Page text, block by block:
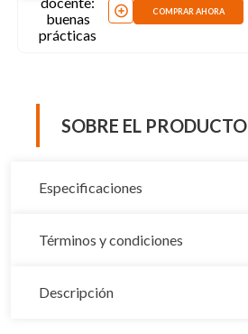
COMPRAR AHORA
SOBRE EL PRODUCTO
Especificaciones
Términos y condiciones
Descripción